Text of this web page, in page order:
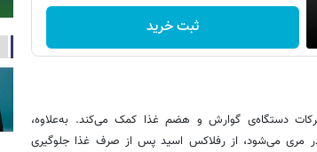
ثبت خرید
دستگاه‌ی گوارش و هضم غذا کمک می‌کند. به‌علاوه‌،
مری می‌شود، از رفلاکس اسید پس از صرف غذا جلوگیری